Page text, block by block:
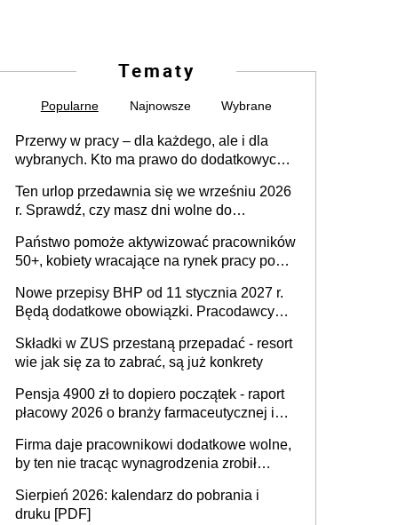
Tematy
Popularne Najnowsze Wybrane
Przerwy w pracy – dla każdego, ale i dla
wybranych. Kto ma prawo do dodatkowych
Ten urlop przedawnia się we wrześniu 2026
r. Sprawdź, czy masz dni wolne do
Państwo pomoże aktywizować pracowników
50+, kobiety wracające na rynek pracy po
osoby neuroatypowe. Powstanie Fundusz
na rzecz Inkluzywności w Zatrudnianiu?
Nowe przepisy BHP od 11 stycznia 2027 r.
Będą dodatkowe obowiązki. Pracodawcy
Składki w ZUS przestaną przepadać - resort
wie jak się za to zabrać, są już konkrety
Pensja 4900 zł to dopiero początek - raport
płacowy 2026 o branży farmaceutycznej i
Firma daje pracownikowi dodatkowe wolne,
by ten nie tracąc wynagrodzenia zrobił
sprawdza
Sierpień 2026: kalendarz do pobrania i
druku [PDF]